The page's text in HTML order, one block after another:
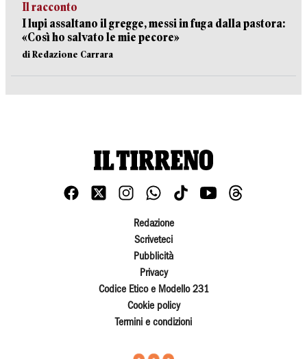
Il racconto
I lupi assaltano il gregge, messi in fuga dalla pastora:
«Così ho salvato le mie pecore»
di Redazione Carrara
Redazione
Scriveteci
Pubblicità
Privacy
Codice Etico e Modello 231
Cookie policy
Termini e condizioni